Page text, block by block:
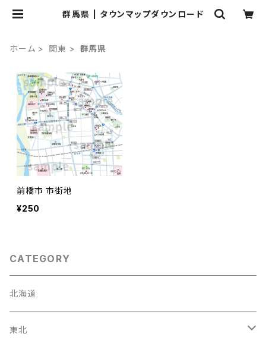
群馬県 | タウンマップダウンロード
ホーム 関東 群馬県
前橋市 市街地
¥250
CATEGORY
北海道
東北